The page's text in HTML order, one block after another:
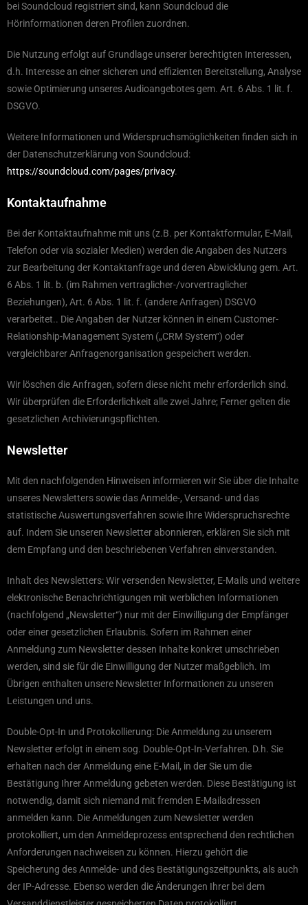
bei Soundcloud registriert sind, kann Soundcloud die
Hörinformationen deren Profilen zuordnen.
Die Nutzung erfolgt auf Grundlage unserer berechtigten Interessen,
d.h. Interesse an einer sicheren und effizienten Bereitstellung, Analyse
sowie Optimierung unseres Audioangebotes gem. Art. 6 Abs. 1 lit. f.
DSGVO.
Weitere Informationen und Widerspruchsmöglichkeiten finden sich in
der Datenschutzerklärung von Soundcloud:
https://soundcloud.com/pages/privacy.
Kontaktaufnahme
Bei der Kontaktaufnahme mit uns (z.B. per Kontaktformular, E-Mail,
Telefon oder via sozialer Medien) werden die Angaben des Nutzers
zur Bearbeitung der Kontaktanfrage und deren Abwicklung gem. Art.
6 Abs. 1 lit. b. (im Rahmen vertraglicher-/vorvertraglicher
Beziehungen), Art. 6 Abs. 1 lit. f. (andere Anfragen) DSGVO
verarbeitet.. Die Angaben der Nutzer können in einem Customer-
Relationship-Management System („CRM System“) oder
vergleichbarer Anfragenorganisation gespeichert werden.
Wir löschen die Anfragen, sofern diese nicht mehr erforderlich sind.
Wir überprüfen die Erforderlichkeit alle zwei Jahre; Ferner gelten die
gesetzlichen Archivierungspflichten.
Newsletter
Mit den nachfolgenden Hinweisen informieren wir Sie über die Inhalte
unseres Newsletters sowie das Anmelde-, Versand- und das
statistische Auswertungsverfahren sowie Ihre Widerspruchsrechte
auf. Indem Sie unseren Newsletter abonnieren, erklären Sie sich mit
dem Empfang und den beschriebenen Verfahren einverstanden.
Inhalt des Newsletters: Wir versenden Newsletter, E-Mails und weitere
elektronische Benachrichtigungen mit werblichen Informationen
(nachfolgend „Newsletter“) nur mit der Einwilligung der Empfänger
oder einer gesetzlichen Erlaubnis. Sofern im Rahmen einer
Anmeldung zum Newsletter dessen Inhalte konkret umschrieben
werden, sind sie für die Einwilligung der Nutzer maßgeblich. Im
Übrigen enthalten unsere Newsletter Informationen zu unseren
Leistungen und uns.
Double-Opt-In und Protokollierung: Die Anmeldung zu unserem
Newsletter erfolgt in einem sog. Double-Opt-In-Verfahren. D.h. Sie
erhalten nach der Anmeldung eine E-Mail, in der Sie um die
Bestätigung Ihrer Anmeldung gebeten werden. Diese Bestätigung ist
notwendig, damit sich niemand mit fremden E-Mailadressen
anmelden kann. Die Anmeldungen zum Newsletter werden
protokolliert, um den Anmeldeprozess entsprechend den rechtlichen
Anforderungen nachweisen zu können. Hierzu gehört die
Speicherung des Anmelde- und des Bestätigungszeitpunkts, als auch
der IP-Adresse. Ebenso werden die Änderungen Ihrer bei dem